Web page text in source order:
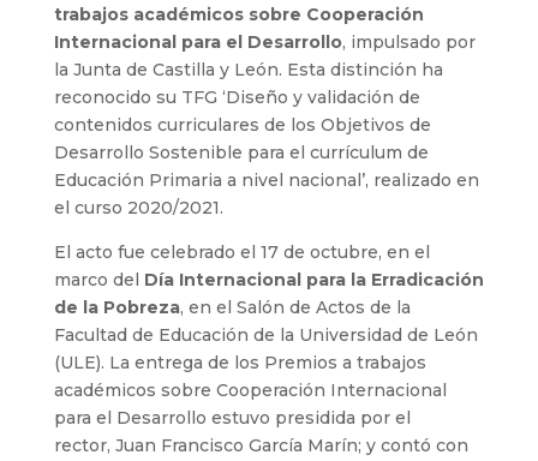
trabajos académicos sobre Cooperación
Internacional para el Desarrollo, impulsado por
la Junta de Castilla y León. Esta distinción ha
reconocido su TFG ‘Diseño y validación de
contenidos curriculares de los Objetivos de
Desarrollo Sostenible para el currículum de
Educación Primaria a nivel nacional’, realizado en
el curso 2020/2021.
El acto fue celebrado el 17 de octubre, en el
marco del Día Internacional para la Erradicación
de la Pobreza, en el Salón de Actos de la
Facultad de Educación de la Universidad de León
(ULE). La entrega de los Premios a trabajos
académicos sobre Cooperación Internacional
para el Desarrollo estuvo presidida por el
rector, Juan Francisco García Marín; y contó con